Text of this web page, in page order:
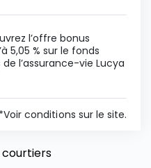
l’offre bonus
5,05 % sur le fonds
de l’assurance-vie Lucya
*Voir conditions sur le site.
courtiers